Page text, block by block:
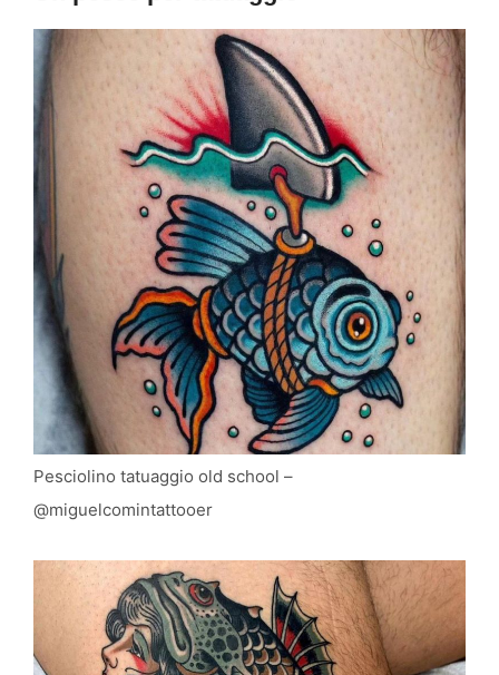
Pesciolino tatuaggio old school –
@miguelcomintattooer